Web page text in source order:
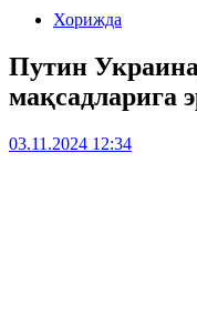
Хорижда
Путин
мақсадларига
03.11.2024 12:34